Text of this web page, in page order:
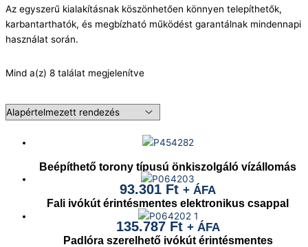
Az egyszerű kialakításnak köszönhetően könnyen telepíthetők,
karbantarthatók, és megbízható működést garantálnak mindennapi
használat során.
Mind a(z) 8 találat megjelenítve
Beépíthető torony típusú önkiszolgáló vízállomás
93.301 Ft + ÁFA
Fali ivókút érintésmentes elektronikus csappal
135.787 Ft + ÁFA
Padlóra szerelhető ivókút érintésmentes